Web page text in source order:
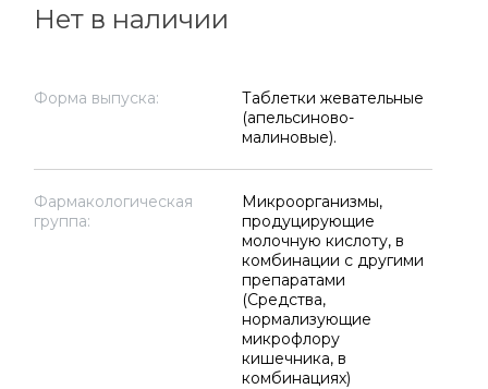
Нет в наличии
Форма выпуска:
Таблетки жевательные
(апельсиново-
малиновые).
Фармакологическая
группа:
Микроорганизмы,
продуцирующие
молочную кислоту, в
комбинации с другими
препаратами
(Средства,
нормализующие
микрофлору
кишечника, в
комбинациях)